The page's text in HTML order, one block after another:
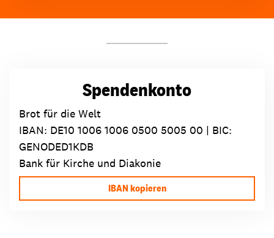
Spendenkonto
Brot für die Welt
IBAN: DE10 1006 1006 0500 5005 00 | BIC:
GENODED1KDB
Bank für Kirche und Diakonie
IBAN kopieren